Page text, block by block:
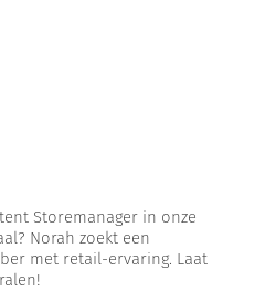
Storemanager in onze
Norah zoekt een
met retail-ervaring. Laat